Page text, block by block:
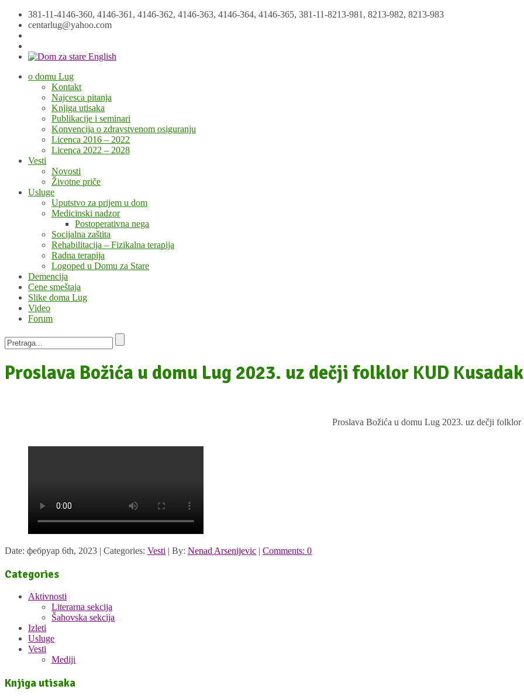
381-11-4146-360, 4146-361, 4146-362, 4146-363, 4146-364, 4146-365, 381-11-8213-981, 8213-982, 8213-983
centarlug@yahoo.com
o domu Lug
Kontakt
Najcesca pitanja
Knjiga utisaka
Publikacije i seminari
Konvencija o zdravstvenom osiguranju
Licenca 2016 – 2022
Licenca 2022 – 2028
Vesti
Novosti
Životne priče
Usluge
Uputstvo za prijem u dom
Medicinski nadzor
Postoperativna nega
Socijalna zaštita
Rehabilitacija – Fizikalna terapija
Radna terapija
Logoped u Domu za Stare
Demencija
Cene smeštaja
Slike doma Lug
Video
Forum
Proslava Božića u domu Lug 2023. uz dečji folklor КUD Кusadak
Proslava Božića u domu Lug 2023. uz dečji
Date: фебруар 6th, 2023 | Categories: Vesti | By: Nenad Arsenijevic | Comments: 0
Categories
Aktivnosti
Literarna sekcija
Šahovska sekcija
Izleti
Usluge
Vesti
Mediji
Knjiga utisaka